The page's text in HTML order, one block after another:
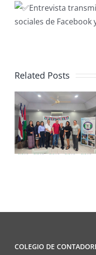
Entrevista
sociales de Facebook
Related Posts
Club de
COLEGIO DE